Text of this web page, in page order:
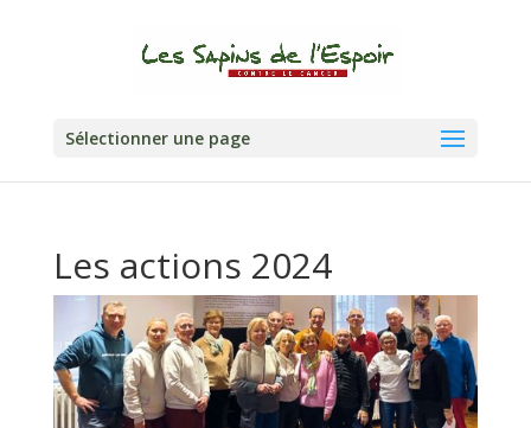
Sélectionner une page
Les actions 2024